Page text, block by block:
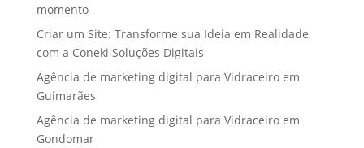
momento
Criar um Site: Transforme sua Ideia em Realidade
com a Coneki Soluções Digitais
Agência de marketing digital para Vidraceiro em
Guimarães
Agência de marketing digital para Vidraceiro em
Gondomar